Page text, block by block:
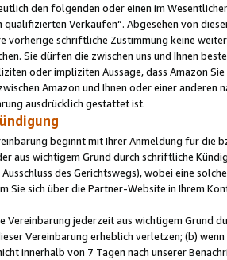
den folgenden oder einen im
qualifizierten Verkäufen“. Abgesehen von
vorherige schriftliche Zustimmung keine
Sie dürfen die zwischen uns und Ihnen
oder impliziten Aussage, dass Amazon
Amazon und Ihnen oder einer
ausdrücklich gestattet ist.
beginnt mit Ihrer Anmeldung für die
aus wichtigem Grund durch schriftliche
des Gerichtswegs), wobei eine
Sie sich über die Partner-Website in Ihrem
Vereinbarung jederzeit aus wichtigem Grund
Vereinbarung erheblich verletzen; (b)
innerhalb von 7 Tagen nach unserer